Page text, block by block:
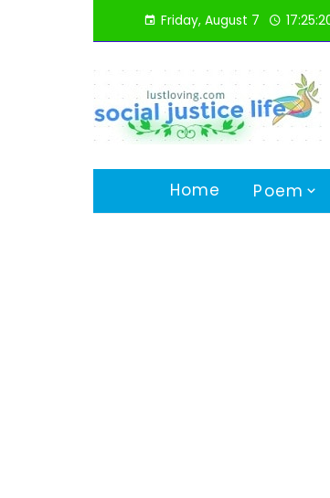
Friday, August 7 17:25:21
Home Poem